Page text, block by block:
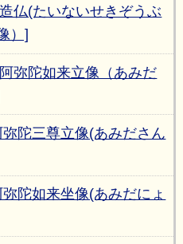
仏(たいないせきぞうぶ
）]
弥陀如来立像（あみだ
陀三尊立像(あみださん
陀如来坐像(あみだにょ